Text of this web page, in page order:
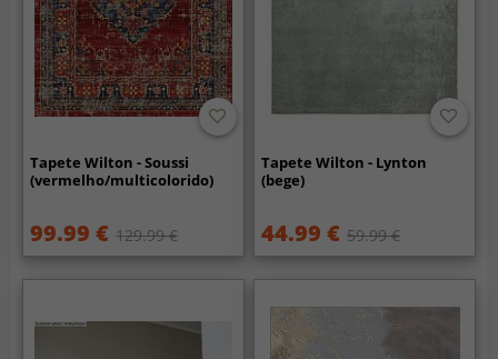
Tapete Wilton - Soussi
(vermelho/multicolorido)
99.99 € 129.99 €
Tapete Wilton - Lynton
(bege)
44.99 € 59.99 €